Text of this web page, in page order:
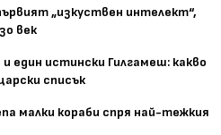
„изкуствен интелект“,
век
един истински Гилгамеш: какво
списък
малки кораби спря най-тежкия